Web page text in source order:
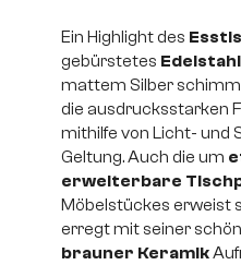
Ein Highlight des
gebürstetes
mattem Silber
die ausdrucksstarken
mithilfe von Licht- und
Geltung. Auch die um
erweiterbare
Möbelstückes erweist
erregt mit seiner
brauner Keramik